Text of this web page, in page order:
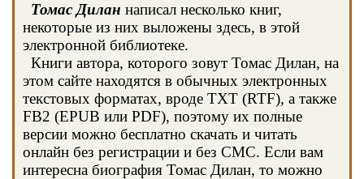
Томас Дилан написал несколько книг,
некоторые из них выложены здесь, в этой
электронной библиотеке.
Книги автора, которого зовут Томас Дилан, на
этом сайте находятся в обычных электронных
текстовых форматах, вроде TXT (RTF), а также
FB2 (EPUB или PDF), поэтому их полные
версии можно бесплатно скачать и читать
онлайн без регистрации и без СМС. Если вам
интересна биография Томас Дилан, то можно